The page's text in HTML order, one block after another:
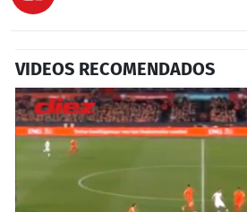
VIDEOS RECOMENDADOS